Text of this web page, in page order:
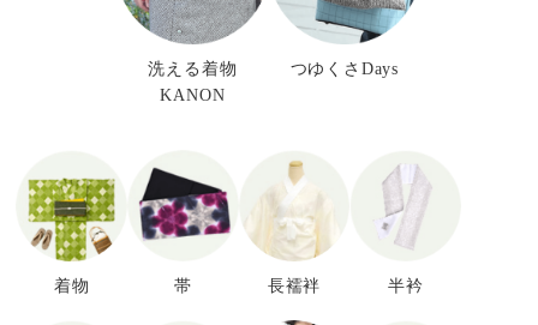
洗える着物
KANON
つゆくさDays
着物 帯 長襦袢 半衿